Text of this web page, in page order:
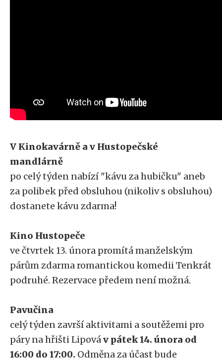
V Kinokavárně a v Hustopečské
mandlárně
po celý týden nabízí "kávu za hubičku" aneb
za polibek před obsluhou (nikoliv s obsluhou)
dostanete kávu zdarma!
Kino Hustopeče
ve čtvrtek 13. února promítá manželským
párům zdarma romantickou komedii Tenkrát
podruhé. Rezervace předem není možná.
Pavučina
celý týden završí aktivitami a soutěžemi pro
páry na hřišti Lipováv pátek 14. února od
16:00 do 17:00. Odměna za účast bude